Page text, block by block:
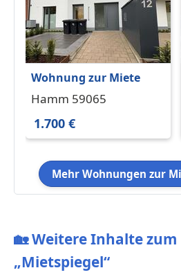
Wohnung zur Miete
Hamm 59065
1.700 €
Mehr Wohnungen zur
🏡Weitere Inhalte zum
„Mietspiegel“